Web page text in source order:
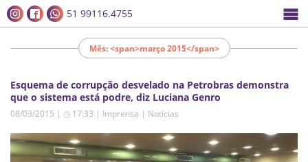
51 99116.4755
Mês: <span>março 2015</span>
Esquema de corrupção desvelado na Petrobras demonstra
que o sistema está podre, diz Luciana Genro
08/03/2015 | ◷ 17:33 | Imprensa | Notícias